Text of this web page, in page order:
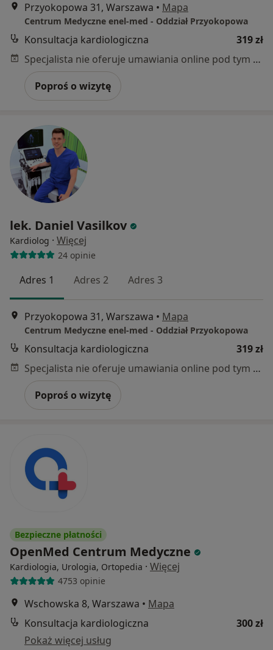
Przyokopowa 31, Warszawa • Mapa
Centrum Medyczne enel-med - Oddział Przyokopowa
Konsultacja kardiologiczna
319 zł
Specjalista nie oferuje umawiania online pod tym adresem.
Poproś o wizytę
lek. Daniel Vasilkov
Kardiolog · Więcej
24 opinie
Adres 1 Adres 2 Adres 3
Przyokopowa 31, Warszawa • Mapa
Centrum Medyczne enel-med - Oddział Przyokopowa
Konsultacja kardiologiczna
319 zł
Specjalista nie oferuje umawiania online pod tym adresem.
Poproś o wizytę
Bezpieczne płatności
OpenMed Centrum Medyczne
Kardiologia, Urologia, Ortopedia · Więcej
4753 opinie
Wschowska 8, Warszawa • Mapa
Konsultacja kardiologiczna
300 zł
Pokaż więcej usług